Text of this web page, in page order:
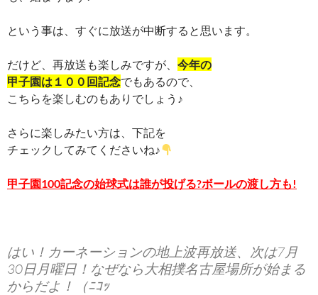
という事は、すぐに放送が中断すると思います。
だけど、再放送も楽しみですが、 今年の
甲子園は１００回記念でもあるので、
こちらを楽しむのもありでしょう♪
さらに楽しみたい方は、下記を
チェックしてみてくださいね♪
甲子園100記念の始球式は誰が投げる?ボールの渡し方も!
はい！カーネーションの地上波再放送、次は7月
30日月曜日！なぜなら大相撲名古屋場所が始まる
からだよ！（ﾆｺｯ